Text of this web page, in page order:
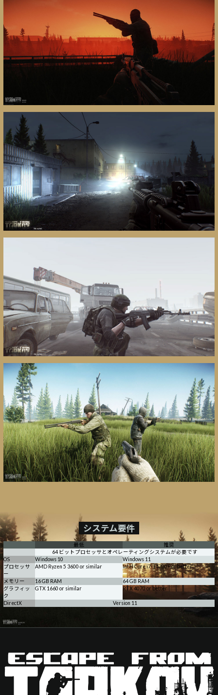
システム要件
最低
推奨
64 ビットプロセッサとオペレーティングシステムが必要です
OS
Windows 10
Windows 11
プロセッサ
ー
AMD Ryzen 5 3600 or similar Intel Core i7-14700F or better
メモリー 16 GB RAM
64 GB RAM
グラフィッ
ク
GTX 1660 or similar RTX 4070 or better
DirectX Version 11